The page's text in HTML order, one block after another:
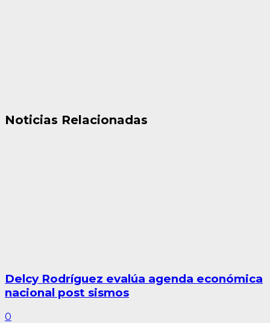
Noticias Relacionadas
Delcy Rodríguez evalúa agenda económica
nacional post sismos
0